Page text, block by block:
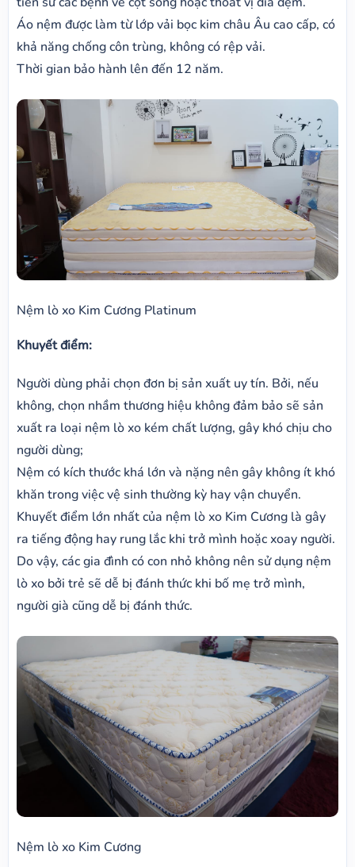
Áo nệm được làm từ lớp vải bọc kim châu Âu cao cấp, có
khả năng chống côn trùng, không có rệp vải.
Thời gian bảo hành lên đến 12 năm.
Nệm lò xo Kim Cương Platinum
Khuyết điểm:
Người dùng phải chọn đơn bị sản xuất uy tín. Bởi, nếu
không, chọn nhầm thương hiệu không đảm bảo sẽ sản
xuất ra loại nệm lò xo kém chất lượng, gây khó chịu cho
người dùng;
Nệm có kích thước khá lớn và nặng nên gây không ít khó
khăn trong việc vệ sinh thường kỳ hay vận chuyển.
Khuyết điểm lớn nhất của nệm lò xo Kim Cương là gây
ra tiếng động hay rung lắc khi trở mình hoặc xoay người.
Do vậy, các gia đình có con nhỏ không nên sử dụng nệm
lò xo bởi trẻ sẽ dễ bị đánh thức khi bố mẹ trở mình,
người già cũng dễ bị đánh thức.
Nệm lò xo Kim Cương